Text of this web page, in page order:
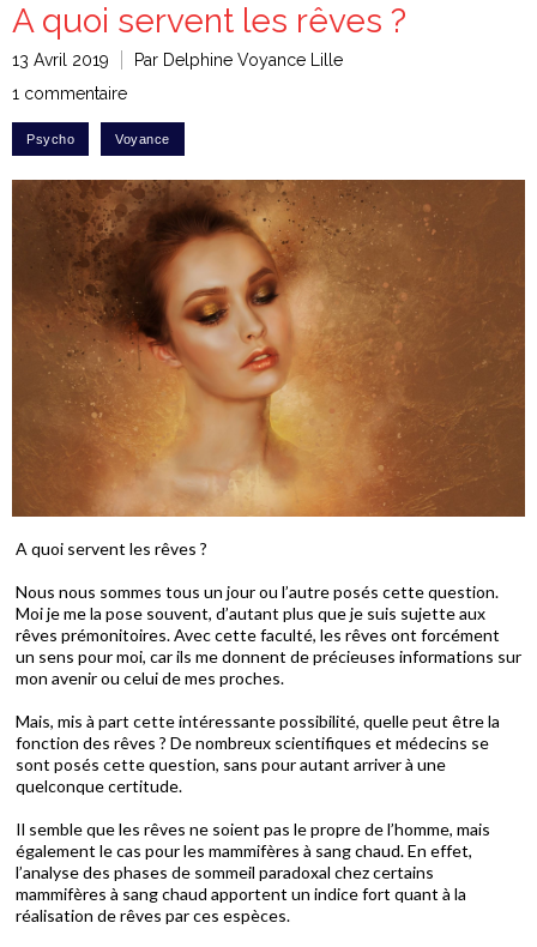
A quoi servent les rêves ?
13 Avril 2019
Par Delphine Voyance Lille
1 commentaire
A quoi servent les rêves ?
Nous nous sommes tous un jour ou l’autre posés cette question.
Moi je me la pose souvent, d’autant plus que je suis sujette aux
rêves prémonitoires. Avec cette faculté, les rêves ont forcément
un sens pour moi, car ils me donnent de précieuses informations sur
mon avenir ou celui de mes proches.
Mais, mis à part cette intéressante possibilité, quelle peut être la
fonction des rêves ? De nombreux scientifiques et médecins se
sont posés cette question, sans pour autant arriver à une
quelconque certitude.
Il semble que les rêves ne soient pas le propre de l’homme, mais
également le cas pour les mammifères à sang chaud. En effet,
l’analyse des phases de sommeil paradoxal chez certains
mammifères à sang chaud apportent un indice fort quant à la
réalisation de rêves par ces espèces.